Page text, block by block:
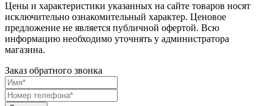
Цены и характеристики указанных на сайте товаров носят
исключительно ознакомительный характер. Ценовое
предложение не является публичной офертой. Всю
информацию необходимо уточнять у администратора
магазина.
Заказ обратного звонка